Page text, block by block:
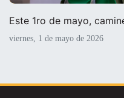
Este 1ro de mayo,
viernes, 1 de mayo de 2026